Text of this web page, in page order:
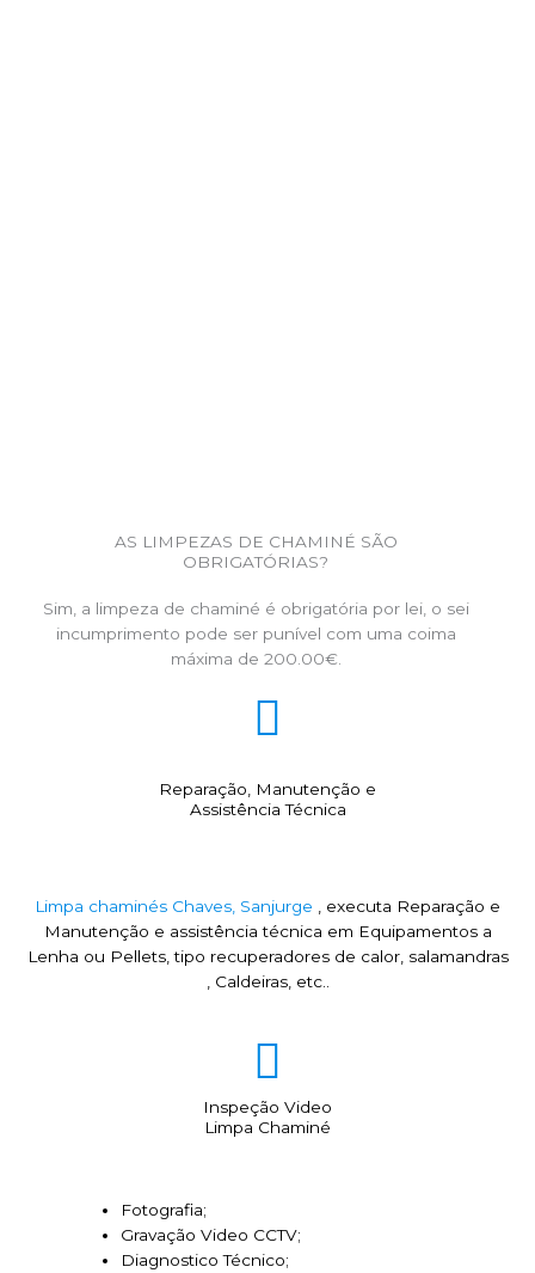
AS LIMPEZAS DE CHAMINÉ SÃO
OBRIGATÓRIAS?
Sim, a limpeza de chaminé é obrigatória por lei, o sei
incumprimento pode ser punível com uma coima
máxima de 200.00€.
Reparação, Manutenção e
Assistência Técnica
Limpa chaminés Chaves, Sanjurge , executa Reparação e
Manutenção e assistência técnica em Equipamentos a
Lenha ou Pellets, tipo recuperadores de calor, salamandras
, Caldeiras, etc..
Inspeção Video
Limpa Chaminé
Fotografia;
Gravação Video CCTV;
Diagnostico Técnico;